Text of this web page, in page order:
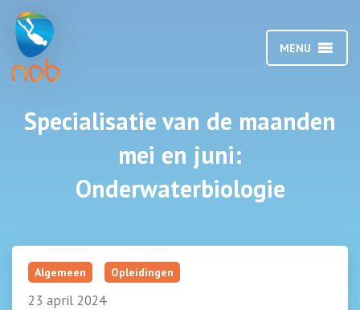
MENU
Specialisatie van de maanden
mei en juni:
Onderwaterbiologie
Algemeen Opleidingen
23 april 2024